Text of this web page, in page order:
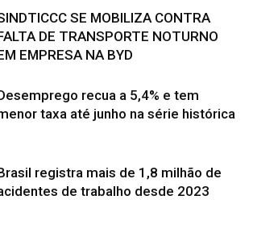
SE MOBILIZA CONTRA
DE TRANSPORTE NOTURNO
EMPRESA NA BYD
recua a 5,4% e tem
taxa até junho na série histórica
registra mais de 1,8 milhão de
de trabalho desde 2023